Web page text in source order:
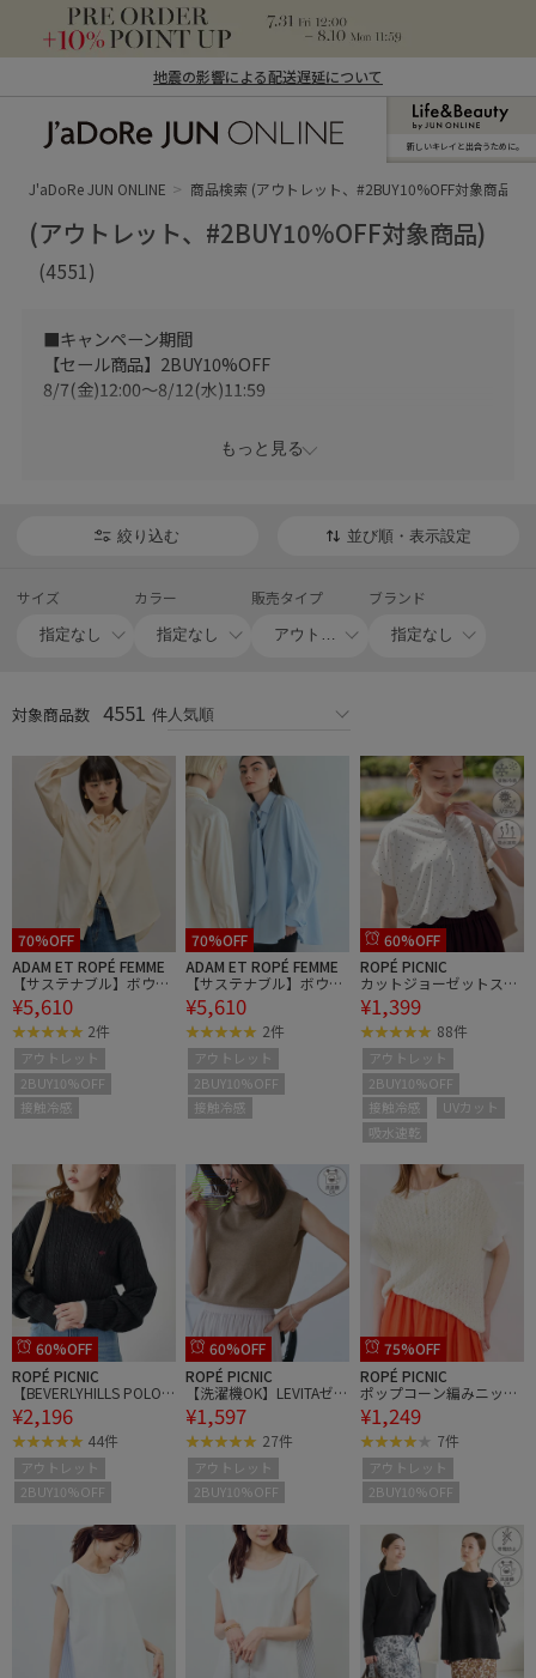
地震の影響による配送遅延について
ン オンライン）
新しいキレイと出合うために。
J'aDoRe JUN ONLINE 商品検索 (アウトレット、#2BUY10%OFF対象商品)
(アウトレット、#2BUY10%OFF対象商品)
(4551)
■キャンペーン期間
【セール商品】2BUY10%OFF
8/7(金)12:00～8/12(水)11:59
【10Culture】2BUY10%OFF
8/6(木)12:00～8/16(日)23:59
との2点購入の場合のみ10%OFFされた金額が表示されま
※対象商品を2点以上カートに追加いただくと、お会計時に
（スマートフォンでのご購入の場合は、「ご購入手続き
※対象商品2点以上と、対象外商品を同じカートに追加され
※その他クーポンコード・割引施策の併用は不可となりま
す。
もっと見る
絞り込む 並び順・表示設定
サイズ カラー 販売タイプ ブランド
対象商品数 4551 件
70%OFF
ADAM ET ROPÉ FEMME
【サステナブル】ボウタ
イシャツ
¥5,610
2件
アウトレット
2BUY10%OFF
接触冷感
70%OFF
ADAM ET ROPÉ FEMME
【サステナブル】ボウタ
イシャツ
¥5,610
2件
アウトレット
2BUY10%OFF
接触冷感
60%OFF
ROPÉ PICNIC
カットジョーゼットスキ
ッパートップス
¥1,399
88件
アウトレット
2BUY10%OFF
接触冷感
UVカット
吸水速乾
60%OFF
ROPÉ PICNIC
【BEVERLYHILLS POLO C
LUB・WEB限定】ケーブ
ル編みクロップドニット
プルオーバー
¥2,196
44件
アウトレット
2BUY10%OFF
60%OFF
ROPÉ PICNIC
【洗濯機OK】LEVITAゼロ
スリーブサマーニットプ
ルオーバー
¥1,597
27件
アウトレット
2BUY10%OFF
75%OFF
ROPÉ PICNIC
ポップコーン編みニット
ベスト
¥1,249
7件
アウトレット
2BUY10%OFF